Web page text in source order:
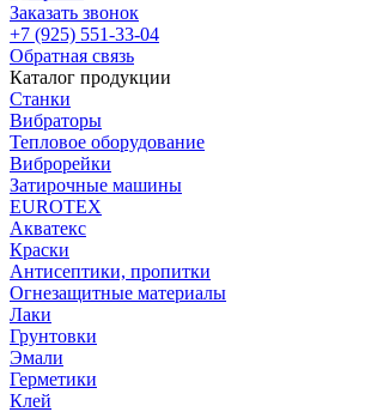
Заказать звонок
+7 (925) 551-33-04
Обратная связь
Каталог продукции
Станки
Вибраторы
Тепловое оборудование
Виброрейки
Затирочные машины
EUROTEX
Акватекс
Краски
Антисептики, пропитки
Огнезащитные материалы
Лаки
Грунтовки
Эмали
Герметики
Клей